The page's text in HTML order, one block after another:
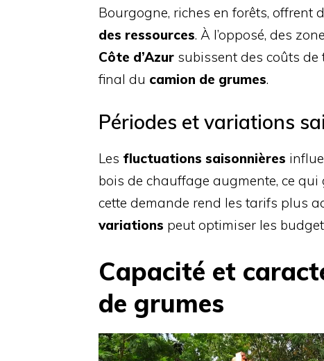
Bourgogne, riches en forêts, offrent
des ressources. À l’opposé, des
Côte d’Azur subissent des coûts
final du camion de grumes.
Périodes et variations
Les fluctuations saisonnières
bois de chauffage augmente, ce qui
cette demande rend les tarifs plus
variations peut optimiser les
Capacité et
de grumes